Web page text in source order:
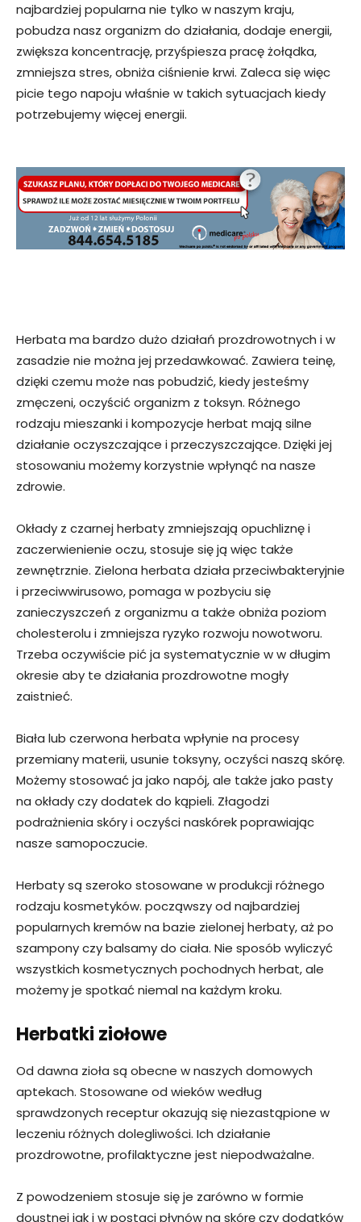
najbardziej popularna nie tylko w naszym kraju,
pobudza nasz organizm do działania, dodaje energii,
zwiększa koncentrację, przyśpiesza pracę żołądka,
zmniejsza stres, obniża ciśnienie krwi. Zaleca się więc
picie tego napoju właśnie w takich sytuacjach kiedy
potrzebujemy więcej energii.
Herbata ma bardzo dużo działań prozdrowotnych i w
zasadzie nie można jej przedawkować. Zawiera teinę,
dzięki czemu może nas pobudzić, kiedy jesteśmy
zmęczeni, oczyścić organizm z toksyn. Różnego
rodzaju mieszanki i kompozycje herbat mają silne
działanie oczyszczające i przeczyszczające. Dzięki jej
stosowaniu możemy korzystnie wpłynąć na nasze
zdrowie.
Okłady z czarnej herbaty zmniejszają opuchliznę i
zaczerwienienie oczu, stosuje się ją więc także
zewnętrznie. Zielona herbata działa przeciwbakteryjnie
i przeciwwirusowo, pomaga w pozbyciu się
zanieczyszczeń z organizmu a także obniża poziom
cholesterolu i zmniejsza ryzyko rozwoju nowotworu.
Trzeba oczywiście pić ja systematycznie w w długim
okresie aby te działania prozdrowotne mogły
zaistnieć.
Biała lub czerwona herbata wpłynie na procesy
przemiany materii, usunie toksyny, oczyści naszą skórę.
Możemy stosować ja jako napój, ale także jako pasty
na okłady czy dodatek do kąpieli. Złagodzi
podrażnienia skóry i oczyści naskórek poprawiając
nasze samopoczucie.
Herbaty są szeroko stosowane w produkcji różnego
rodzaju kosmetyków. począwszy od najbardziej
popularnych kremów na bazie zielonej herbaty, aż po
szampony czy balsamy do ciała. Nie sposób wyliczyć
wszystkich kosmetycznych pochodnych herbat, ale
możemy je spotkać niemal na każdym kroku.
Herbatki ziołowe
Od dawna zioła są obecne w naszych domowych
aptekach. Stosowane od wieków według
sprawdzonych receptur okazują się niezastąpione w
leczeniu różnych dolegliwości. Ich działanie
prozdrowotne, profilaktyczne jest niepodważalne.
Z powodzeniem stosuje się je zarówno w formie
doustnej jak i w postaci płynów na skórę czy dodatków